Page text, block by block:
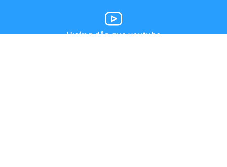
Hướng dẫn qua youtube